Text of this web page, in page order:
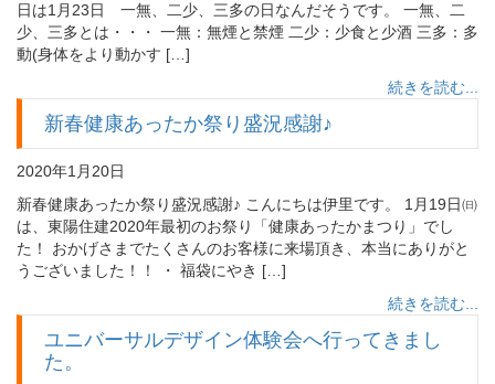
日は1月23日 一無、二少、三多の日なんだそうです。 一無、二
少、三多とは・・・ 一無：無煙と禁煙 二少：少食と少酒 三多：多
動(身体をより動かす […]
続きを読む...
新春健康あったか祭り盛況感謝♪
2020年1月20日
新春健康あったか祭り盛況感謝♪ こんにちは伊里です。 1月19日㈰
は、東陽住建2020年最初のお祭り「健康あったかまつり」でし
た！ おかげさまでたくさんのお客様に来場頂き、本当にありがと
うございました！！ ・ 福袋にやき […]
続きを読む...
ユニバーサルデザイン体験会へ行ってきまし
た。